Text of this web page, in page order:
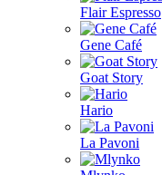
Flair Espresso
Gene Café
Goat Story
Hario
La Pavoni